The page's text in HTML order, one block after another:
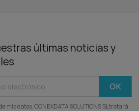
últimas noticias y
mis datos. CONEXDATA SOLUTIONS SL tratará